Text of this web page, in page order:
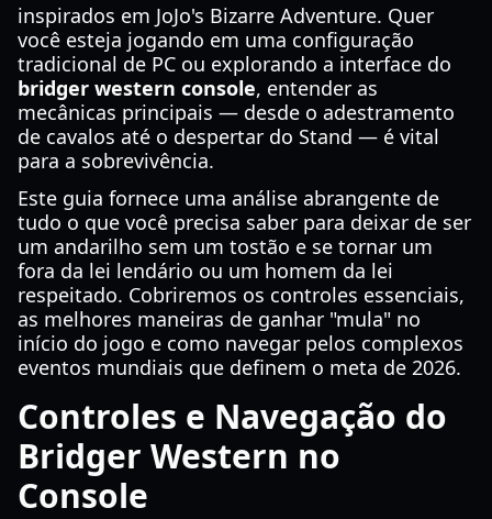
inspirados em JoJo's Bizarre Adventure. Quer
você esteja jogando em uma configuração
tradicional de PC ou explorando a interface do
bridger western console, entender as
mecânicas principais — desde o adestramento
de cavalos até o despertar do Stand — é vital
para a sobrevivência.
Este guia fornece uma análise abrangente de
tudo o que você precisa saber para deixar de ser
um andarilho sem um tostão e se tornar um
fora da lei lendário ou um homem da lei
respeitado. Cobriremos os controles essenciais,
as melhores maneiras de ganhar "mula" no
início do jogo e como navegar pelos complexos
eventos mundiais que definem o meta de 2026.
Controles e Navegação do
Bridger Western no
Console